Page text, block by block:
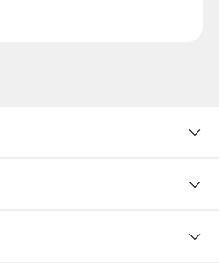
TFN Studio ANC
чистое и
кто